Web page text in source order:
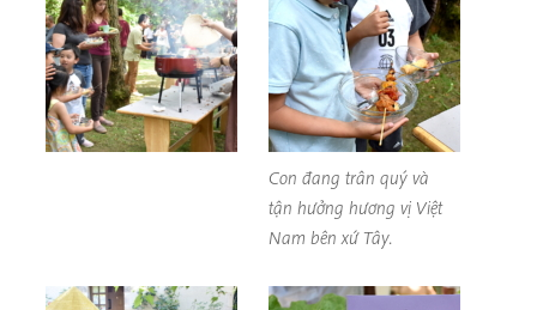
Con đang trân quý và
tận hưởng hương vị Việt
Nam bên xứ Tây.